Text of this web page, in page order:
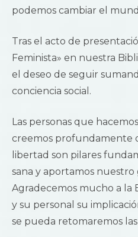
podemos cambiar el
Tras el acto de
Feminista» en nuestra
el deseo de seguir
conciencia social.
Las personas que
creemos profundamente
libertad son pilares
sana y aportamos nuestro
Agradecemos mucho a la
y su personal su
se pueda retomaremos